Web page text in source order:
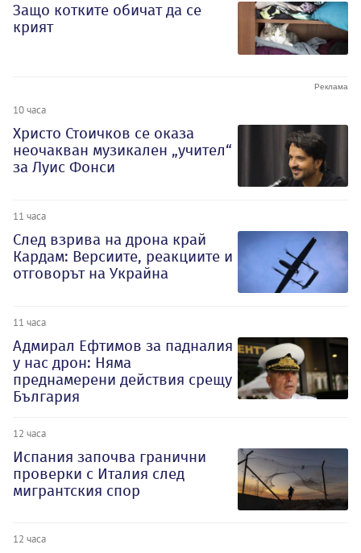
Защо котките обичат да се
крият
10 часа
Христо Стоичков се оказа
неочакван музикален „учител“
за Луис Фонси
11 часа
След взрива на дрона край
Кардам: Версиите, реакциите и
отговорът на Украйна
11 часа
Адмирал Ефтимов за падналия
у нас дрон: Няма
преднамерени действия срещу
България
12 часа
Испания започва гранични
проверки с Италия след
мигрантския спор
12 часа